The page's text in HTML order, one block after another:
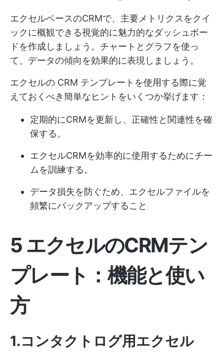
エクセルベースのCRMで、主要メトリクスをクイ
ックに概観できる視覚的に魅力的なダッシュボー
ドを作成しましょう。チャートとグラフを使っ
て、データの傾向を効果的に表現しましょう。
エクセルの CRM テンプレートを使用する際に覚
えておくべき簡単なヒントをいくつか挙げます：
定期的にCRMを更新し、正確性と関連性を確
保する。
エクセルCRMを効率的に使用するためにチー
ムを訓練する。
データ損失を防ぐため、エクセルファイルを
頻繁にバックアップすること
5 エクセルのCRMテン
プレート：機能と使い
方
1.コンタクトログ用エクセル